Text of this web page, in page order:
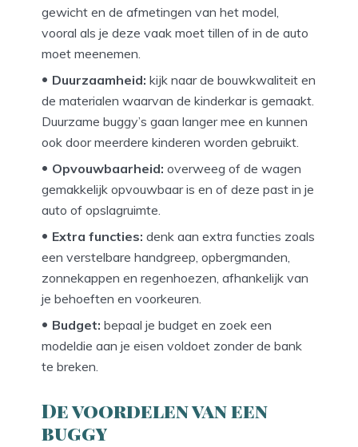
gewicht en de afmetingen van het model,
vooral als je deze vaak moet tillen of in de auto
moet meenemen.
Duurzaamheid: kijk naar de bouwkwaliteit en
de materialen waarvan de kinderkar is gemaakt.
Duurzame buggy’s gaan langer mee en kunnen
ook door meerdere kinderen worden gebruikt.
Opvouwbaarheid: overweeg of de wagen
gemakkelijk opvouwbaar is en of deze past in je
auto of opslagruimte.
Extra functies: denk aan extra functies zoals
een verstelbare handgreep, opbergmanden,
zonnekappen en regenhoezen, afhankelijk van
je behoeften en voorkeuren.
Budget: bepaal je budget en zoek een
modeldie aan je eisen voldoet zonder de bank
te breken.
De voordelen van een
buggy